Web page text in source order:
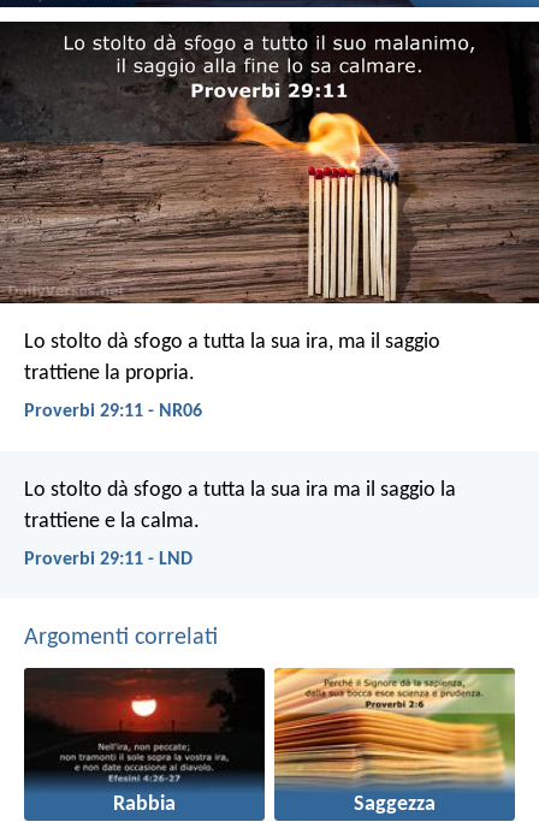
Lo stolto dà sfogo a tutta la sua ira, ma il saggio
trattiene la propria.
Proverbi 29:11 - NR06
Lo stolto dà sfogo a tutta la sua ira ma il saggio la
trattiene e la calma.
Proverbi 29:11 - LND
Argomenti correlati
Rabbia Saggezza